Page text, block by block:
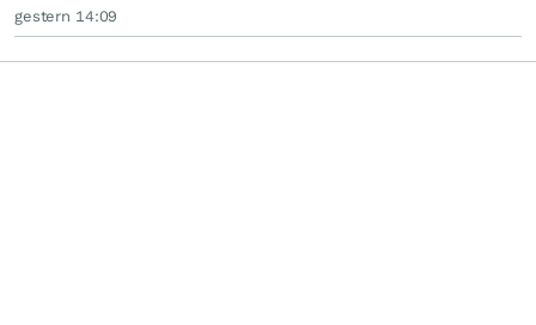
gestern 14:09